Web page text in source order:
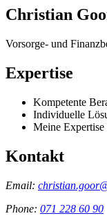
Christian
Vorsorge- und
Expertise
Kompetente
Individuelle
Meine
Kontakt
Email:
Phone: 071 228 60 90